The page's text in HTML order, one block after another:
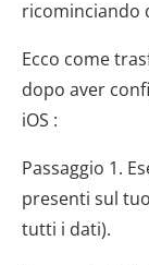
ricominciando
Ecco come
dopo aver
iOS :
Passaggio 1.
presenti sul
tutti i dati).